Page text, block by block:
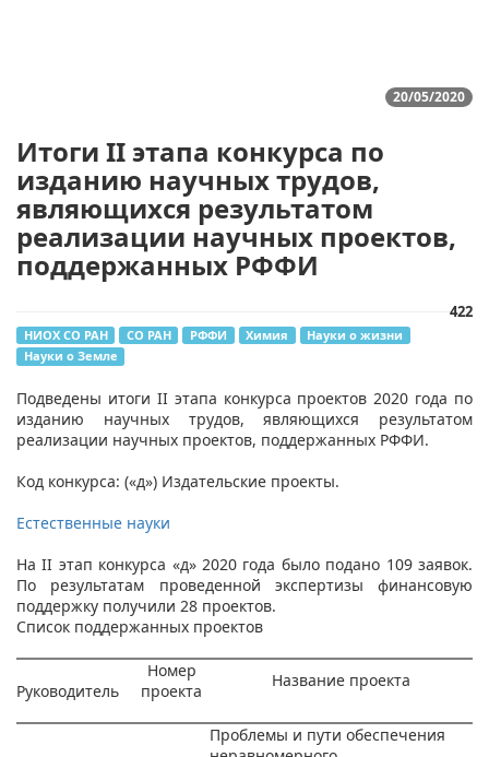
20/05/2020
Итоги II этапа конкурса по
изданию научных трудов,
являющихся результатом
реализации научных проектов,
поддержанных РФФИ
422
НИОХ СО РАН СО РАН РФФИ Химия
Науки о жизни
Науки о Земле
​Подведены итоги II этапа конкурса проектов 2020 года по
изданию научных трудов, являющихся результатом
реализации научных проектов, поддержанных РФФИ.
Код конкурса: («д») Издательские проекты.
Естественные науки
На II этап конкурса «д» 2020 года было подано 109 заявок.
По результатам проведенной экспертизы финансовую
поддержку получили 28 проектов.
Список поддержанных проектов
Руководитель
Номер
проекта
Название проекта
Проблемы и пути обеспечения